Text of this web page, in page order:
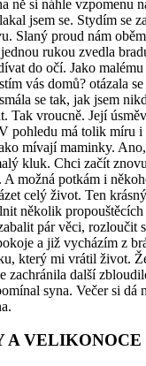
ně si náhle vzpomenu
jsem se. Stydím se
Slaný proud nám
rukou zvedla
do očí. Jako
vás domů? otázala
se tak, jak jsem
Tak vroucně. Její
pohledu má tolik míru i
mívají maminky.
kluk. Chci začít
A možná potkám i
celý život. Ten
několik propouštěcích
pár věci, rozloučit
a již vycházím z
který mi vrátil život.
zachránila další
syna. Večer si dá
A VELIKONOCE